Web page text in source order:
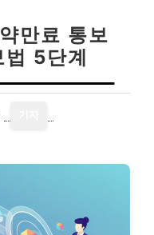
만료 통보
5단계